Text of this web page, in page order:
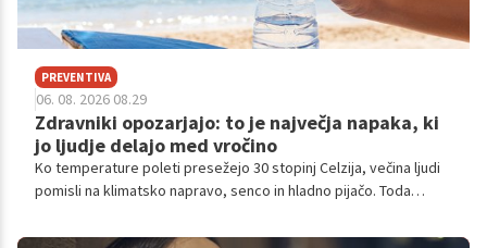
PREVENTIVA
06. 08. 2026 08.29
Zdravniki opozarjajo: to je največja napaka, ki
jo ljudje delajo med vročino
Ko temperature poleti presežejo 30 stopinj Celzija, večina ljudi
pomisli na klimatsko napravo, senco in hladno pijačo. Toda
naredijo napako, ki lahko telo močno obremeni: čakajo, da